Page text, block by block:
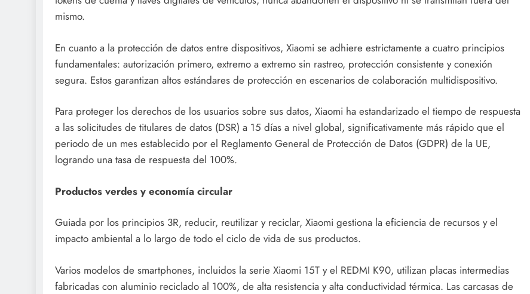
mismo.
En cuanto a la protección de datos entre dispositivos, Xiaomi se adhiere estrictamente a cuatro principios
fundamentales: autorización primero, extremo a extremo sin rastreo, protección consistente y conexión
segura. Estos garantizan altos estándares de protección en escenarios de colaboración multidispositivo.
Para proteger los derechos de los usuarios sobre sus datos, Xiaomi ha estandarizado el tiempo de respuesta
a las solicitudes de titulares de datos (DSR) a 15 días a nivel global, significativamente más rápido que el
periodo de un mes establecido por el Reglamento General de Protección de Datos (GDPR) de la UE,
logrando una tasa de respuesta del 100%.
Productos verdes y economía circular
Guiada por los principios 3R, reducir, reutilizar y reciclar, Xiaomi gestiona la eficiencia de recursos y el
impacto ambiental a lo largo de todo el ciclo de vida de sus productos.
Varios modelos de smartphones, incluidos la serie Xiaomi 15T y el REDMI K90, utilizan placas intermedias
fabricadas con aluminio reciclado al 100%, de alta resistencia y alta conductividad térmica. Las carcasas de